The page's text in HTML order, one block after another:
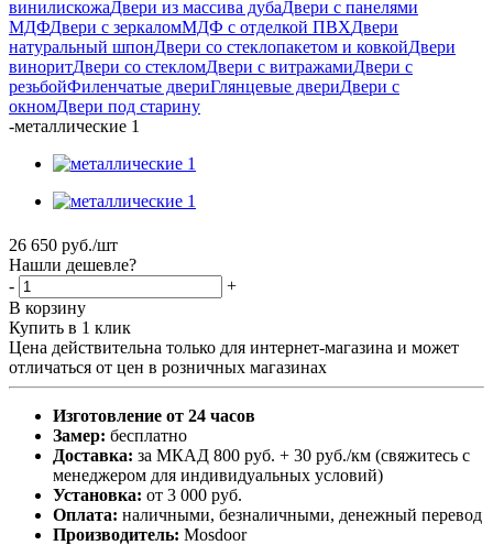
винилискожаДвери из массива дубаДвери с панелями
МДФДвери с зеркаломМДФ с отделкой ПВХДвери
натуральный шпонДвери со стеклопакетом и ковкойДвери
виноритДвери со стекломДвери с витражамиДвери с
резьбойФиленчатые двериГлянцевые двериДвери с
окномДвери под старину
-металлические 1
26 650 руб./шт
Нашли дешевле?
-
+
В корзину
Купить в 1 клик
Цена действительна только для интернет-магазина и может
отличаться от цен в розничных магазинах
Изготовление от 24 часов
Замер: бесплатно
Доставка: за МКАД 800 руб. + 30 руб./км (свяжитесь с
менеджером для индивидуальных условий)
Установка: от 3 000 руб.
Оплата: наличными, безналичными, денежный перевод
Производитель: Mosdoor